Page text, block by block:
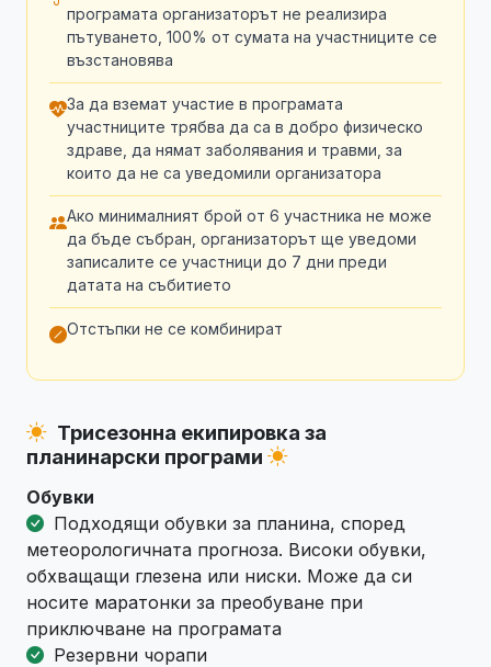
програмата организаторът не реализира
пътуването, 100% от сумата на участниците се
възстановява
За да вземат участие в програмата
участниците трябва да са в добро физическо
здраве, да нямат заболявания и травми, за
които да не са уведомили организатора
Ако минималният брой от 6 участника не може
да бъде събран, организаторът ще уведоми
записалите се участници до 7 дни преди
датата на събитието
Отстъпки не се комбинират
Трисезонна екипировка за
планинарски програми
Обувки
Подходящи обувки за планина, според
метеорологичната прогноза. Високи обувки,
обхващащи глезена или ниски. Може да си
носите маратонки за преобуване при
приключване на програмата
Резервни чорапи